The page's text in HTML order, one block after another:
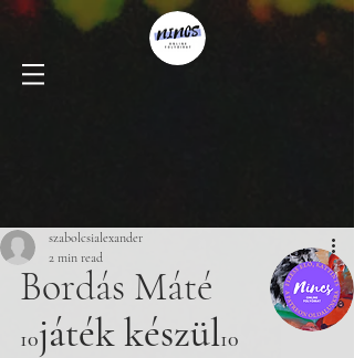
szabolcsialexander
2 min read
Bordás Máté
10játék készül10